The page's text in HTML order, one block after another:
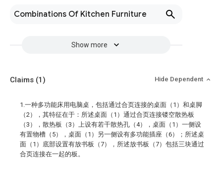
Combinations Of Kitchen Furniture
Show more
Claims (1) Hide Dependent
1.一种多功能床用电脑桌，包括通过合页连接的桌面（1）和桌脚
（2），其特征在于：所述桌面（1）通过合页连接镂空散热板
（3），散热板（3）上设有若干散热孔（4），桌面（1）一侧设
有置物槽（5），桌面（1）另一侧设有多功能插座（6）；所述桌
面（1）底部设置有放书板（7），所述放书板（7）包括三块通过
合页连接在一起的板。